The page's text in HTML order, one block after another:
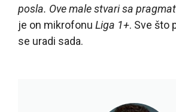
posla. Ove male stvari sa
je on mikrofonu Liga 1+. Sve što
se uradi sada.